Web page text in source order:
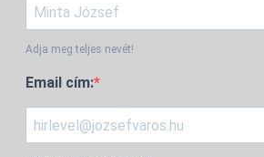
Adja meg teljes nevét!
Email cím: